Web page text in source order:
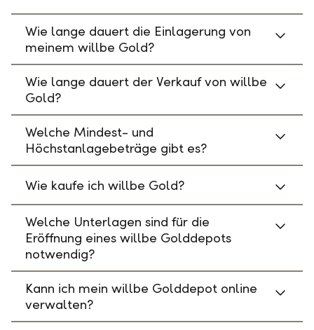
Wie lange dauert die Einlagerung von
meinem willbe Gold?
Wie lange dauert der Verkauf von willbe
Gold?
Welche Mindest- und
Höchstanlagebeträge gibt es?
Wie kaufe ich willbe Gold?
Welche Unterlagen sind für die
Eröffnung eines willbe Golddepots
notwendig?
Kann ich mein willbe Golddepot online
verwalten?